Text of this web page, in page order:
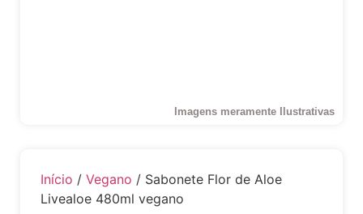
Imagens meramente Ilustrativas
Início / Vegano / Sabonete Flor de Aloe
Livealoe 480ml vegano